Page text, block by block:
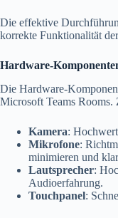
Die effektive
korrekte Funktionalität
Hardware-
Die Hardware-
Microsoft Teams Rooms.
Kamera:
Mikrofone:
minimieren und
Lautsprecher:
Audioerfahrung.
Touchpanel: